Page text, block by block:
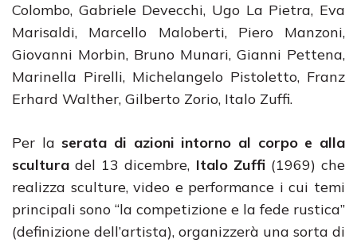
Colombo, Gabriele Devecchi, Ugo La Pietra, Eva
Marisaldi, Marcello Maloberti, Piero Manzoni,
Giovanni Morbin, Bruno Munari, Gianni Pettena,
Marinella Pirelli, Michelangelo Pistoletto, Franz
Erhard Walther, Gilberto Zorio, Italo Zuffi.
Per la serata di azioni intorno al corpo e alla
scultura del 13 dicembre, Italo Zuffi(1969) che
realizza sculture, video e performance i cui temi
principali sono “la competizione e la fede rustica”
(definizione dell’artista), organizzerà una sorta di